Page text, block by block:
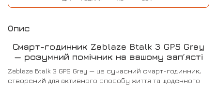
Опис
Смарт-годинник Zeblaze Btalk 3 GPS Grey
— розумний помічник на вашому зап’ясті
Zeblaze Btalk 3 GPS Grey — це сучасний смарт-годинник,
створений для активного способу життя та щоденного